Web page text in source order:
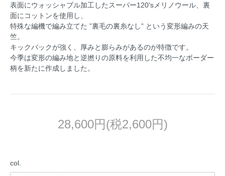
表⾯にウォッシャブル加⼯したスーパー120'sメリノウール、裏
⾯にコットンを使⽤し、
特殊な編機で編み⽴てた ”裏⽑の裏⽷なし” という変形編みの天
竺。
キックバックが強く、厚みと膨らみがあるのが特徴です。
今季は変形の編み地と逆撚りの原料を利⽤した不均⼀なボーダー
柄を新たに作成しました。
28,600円(税2,600円)
col.